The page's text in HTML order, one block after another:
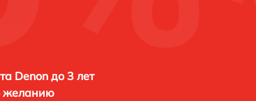
Denon до 3 лет
желанию